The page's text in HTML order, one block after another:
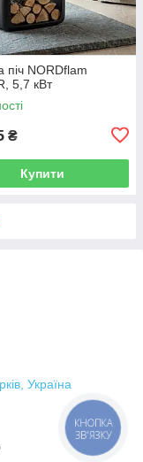
піч NORDflam
5,7 кВт
₴
Купити
Україна
КНОПКА
ЗВ'ЯЗКУ